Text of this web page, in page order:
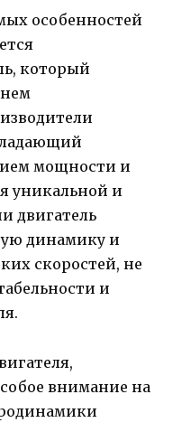
особенностей
который
мощности и
уникальной и
двигатель
динамику и
скоростей, не
и
внимание на